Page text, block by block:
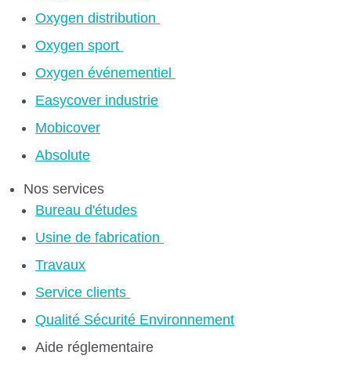
Oxygen distribution
Oxygen sport
Oxygen événementiel
Easycover industrie
Mobicover
Absolute
Nos services
Bureau d'études
Usine de fabrication
Travaux
Service clients
Qualité Sécurité Environnement
Aide réglementaire